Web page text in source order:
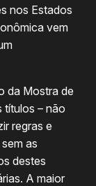
nos Estados
vem
da Mostra de
títulos – não
regras e
as
destes
A maior